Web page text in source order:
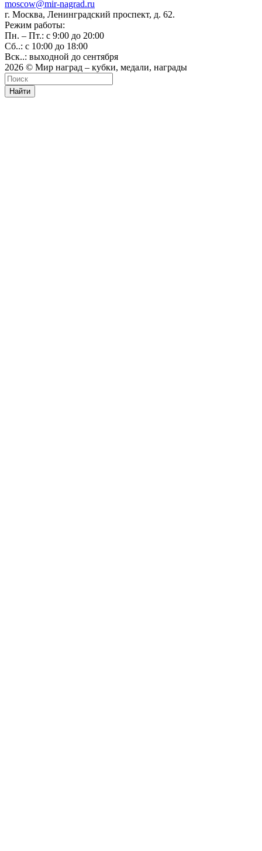
moscow@mir-nagrad.ru
г. Москва, Ленинградский проспект, д. 62.
Режим работы:
Пн. – Пт.: с 9:00 до 20:00
Сб..: с 10:00 до 18:00
Вск..: выходной до сентября
2026 © Мир наград – кубки, медали, награды
Найти